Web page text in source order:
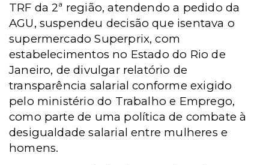
TRF da 2ª região, atendendo a pedido da
AGU, suspendeu decisão que isentava o
supermercado Superprix, com
estabelecimentos no Estado do Rio de
Janeiro, de divulgar relatório de
transparência salarial conforme exigido
pelo ministério do Trabalho e Emprego,
como parte de uma política de combate à
desigualdade salarial entre mulheres e
homens.